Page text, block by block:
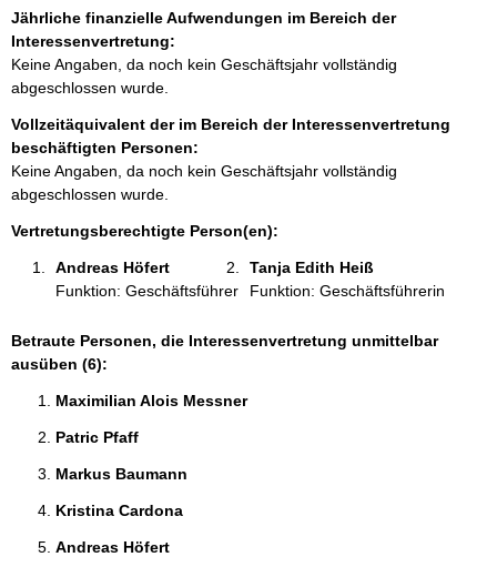
f
o
r
m
t
i
o
n
e
Jährliche finanzielle Aufwendungen im Bereich der
Interessenvertretung:
Keine Angaben, da noch kein Geschäftsjahr vollständig
abgeschlossen wurde.
Vollzeitäquivalent der im Bereich der Interessenvertretung
beschäftigten Personen:
Keine Angaben, da noch kein Geschäftsjahr vollständig
abgeschlossen wurde.
Vertretungsberechtigte Person(en):
Andreas Höfert
Funktion: Geschäftsführer
Tanja Edith Heiß
Funktion: Geschäftsführerin
Betraute Personen, die Interessenvertretung unmittelbar
ausüben (6):
Maximilian Alois Messner
Patric Pfaff
Markus Baumann
Kristina Cardona
Andreas Höfert